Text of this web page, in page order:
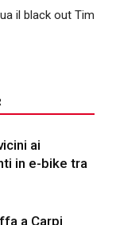
il black out Tim
ai
in e-bike tra
a Carpi